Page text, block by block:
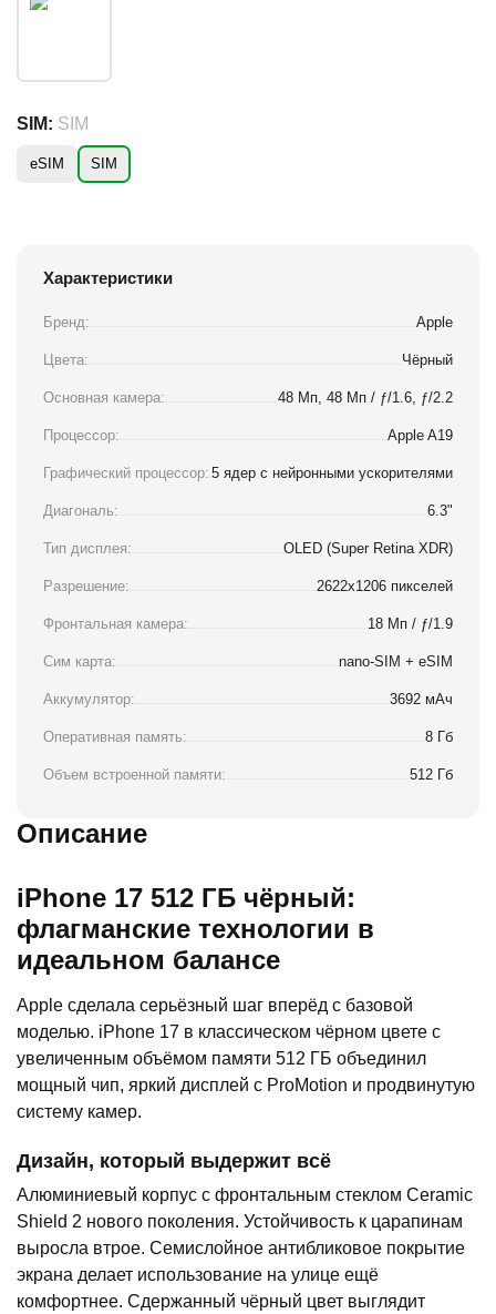
SIM: SIM
eSIM SIM
Характеристики
Бренд: Apple
Цвета: Чёрный
Основная камера: 48 Мп, 48 Мп / ƒ/1.6, ƒ/2.2
Процессор: Apple A19
Графический процессор: 5 ядер с нейронными ускорителями
Диагональ: 6.3"
Тип дисплея: OLED (Super Retina XDR)
Разрешение: 2622x1206 пикселей
Фронтальная камера: 18 Мп / ƒ/1.9
Сим карта: nano-SIM + eSIM
Аккумулятор: 3692 мАч
Оперативная память: 8 Гб
Объем встроенной памяти: 512 Гб
Описание
iPhone 17 512 ГБ чёрный:
флагманские технологии в
идеальном балансе
Apple сделала серьёзный шаг вперёд с базовой
моделью. iPhone 17 в классическом чёрном цвете с
увеличенным объёмом памяти 512 ГБ объединил
мощный чип, яркий дисплей с ProMotion и продвинутую
систему камер.
Дизайн, который выдержит всё
Алюминиевый корпус с фронтальным стеклом Ceramic
Shield 2 нового поколения. Устойчивость к царапинам
выросла втрое. Семислойное антибликовое покрытие
экрана делает использование на улице ещё
комфортнее. Сдержанный чёрный цвет выглядит